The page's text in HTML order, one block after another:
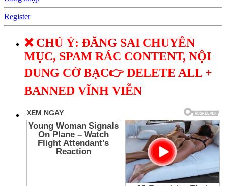
Register
❌ CHÚ Ý: ĐĂNG SAI CHUYÊN
MỤC, SPAM RÁC CONTENT, NỘI
DUNG CỜ BẠC👉 DELETE ALL +
BANNED VĨNH VIỄN